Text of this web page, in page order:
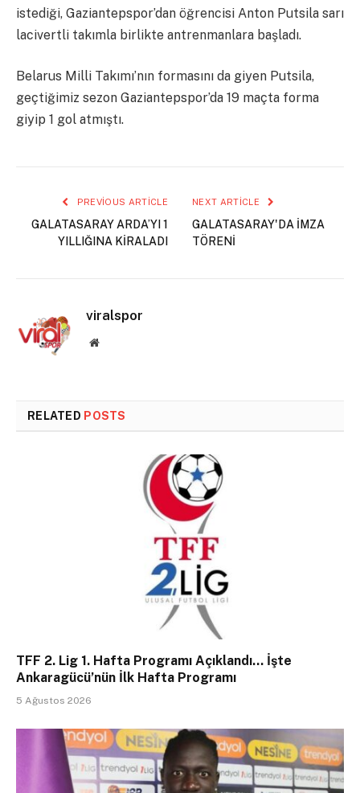
istediği, Gaziantepspor’dan öğrencisi Anton Putsila sarı
lacivertli takımla birlikte antrenmanlara başladı.
Belarus Milli Takımı’nın formasını da giyen Putsila,
geçtiğimiz sezon Gaziantepspor’da 19 maçta forma
giyip 1 gol atmıştı.
PREVIOUS ARTICLE
GALATASARAY ARDA’YI 1
YILLIĞINA KİRALADI
NEXT ARTICLE
GALATASARAY'DA İMZA
TÖRENİ
viralspor
Website
RELATED POSTS
TFF 2. Lig 1. Hafta Programı Açıklandı… İşte
Ankaragücü’nün İlk Hafta Programı
5 Ağustos 2026